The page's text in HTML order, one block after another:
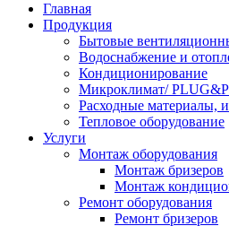
Главная
Продукция
Бытовые
Водоснабжение и
Кондиционирование
Микроклимат/
Расходные материалы,
Тепловое оборудование
Услуги
Монтаж оборудования
Монтаж бризеров
Монтаж
Ремонт оборудования
Ремонт бризеров